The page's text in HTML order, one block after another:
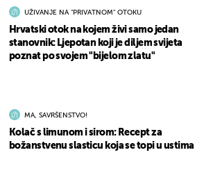
UŽIVANJE NA "PRIVATNOM" OTOKU
Hrvatski otok na kojem živi samo jedan
stanovnik: Ljepotan koji je diljem svijeta
poznat po svojem "bijelom zlatu"
MA, SAVRŠENSTVO!
Kolač s limunom i sirom: Recept za
božanstvenu slasticu koja se topi u ustima